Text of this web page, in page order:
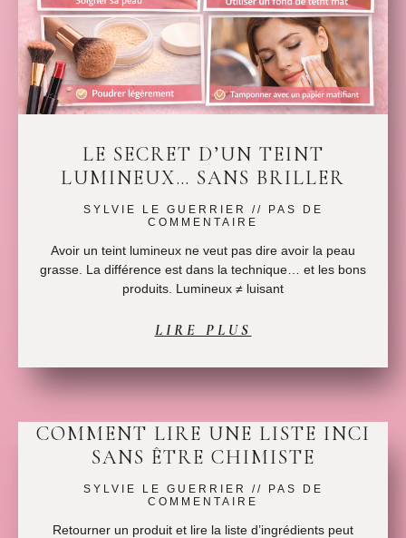
LE SECRET D’UN TEINT
LUMINEUX… SANS BRILLER
SYLVIE LE GUERRIER
PAS DE
COMMENTAIRE
Avoir un teint lumineux ne veut pas dire avoir la peau
grasse. La différence est dans la technique… et les bons
produits. Lumineux ≠ luisant
LIRE PLUS
COMMENT LIRE UNE LISTE INCI
SANS ÊTRE CHIMISTE
SYLVIE LE GUERRIER
PAS DE
COMMENTAIRE
Retourner un produit et lire la liste d’ingrédients peut